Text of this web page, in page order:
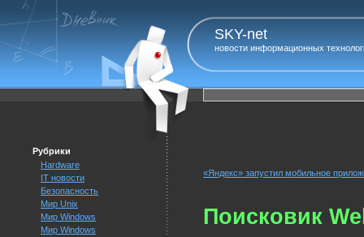
SKY-net
новости информационных
Рубрики
Hardware
IT новости
Безопасность
Мир Unix
Мир Windows
Мир Windows
«Яндекс» запустил мобильное
Поисковик